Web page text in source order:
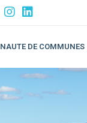
DE COMMUNES